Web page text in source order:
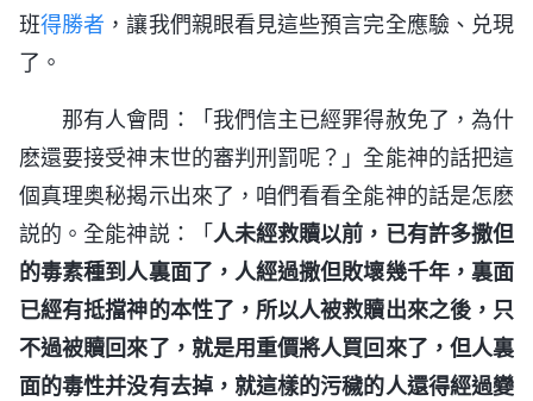
班得勝者 ，讓我們親眼看見這些預言完全應驗、兑現
了。
那有人會問：「我們信主已經罪得赦免了，為什
麽還要接受神末世的審判刑罰呢？」全能神的話把這
個真理奥秘揭示出來了，咱們看看全能神的話是怎麽
説的。全能神説：「人未經救贖以前，已有許多撒但
的毒素種到人裏面了，人經過撒但敗壞幾千年，裏面
已經有抵擋神的本性了，所以人被救贖出來之後，只
不過被贖回來了，就是用重價將人買回來了，但人裏
面的毒性并没有去掉，就這樣的污穢的人還得經過變